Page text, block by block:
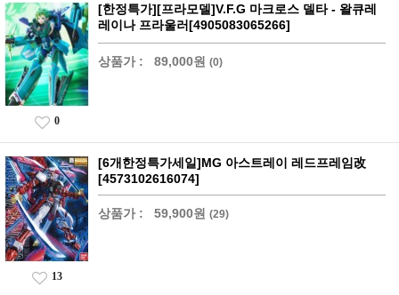
[한정특가][프라모델]V.F.G 마크로스 델타 - 왈큐레
레이나 프라울러[4905083065266]
상품가 : 89,000원 (0)
0
[6개한정특가세일]MG 아스트레이 레드프레임改
[4573102616074]
상품가 : 59,900원 (29)
13